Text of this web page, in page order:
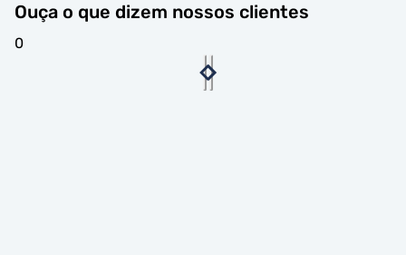
Ouça o que dizem nossos clientes
0